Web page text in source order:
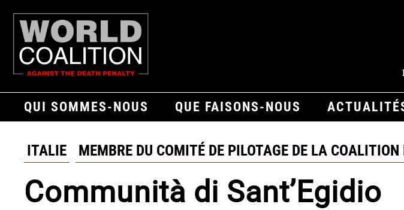
QUI SOMMES-NOUS QUE FAISONS-NOUS
ITALIE MEMBRE DU COMITÉ DE PILOTAGE DE LA
Communità di Sant’Egidio